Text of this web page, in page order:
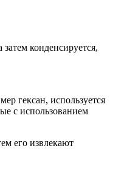
конденсируется,
гексан, используется
с использованием
его извлекают